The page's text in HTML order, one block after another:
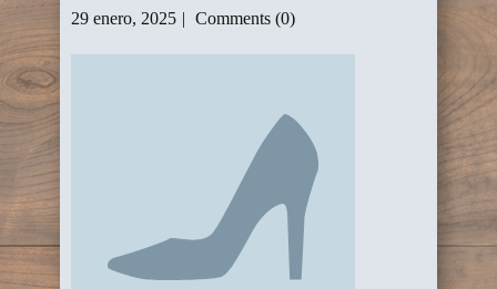
29 enero, 2025 Comments (0)